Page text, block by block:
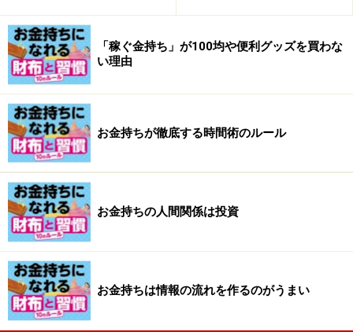
お金持ちになれる仕事のリズム
「やり終えていない溜まった仕事は、実際の仕事の量以
上に精神的にも肉体的にも負荷がかかる。借金の利息と
同じです。この利息を抱え込まないように先回りで仕事
をこなす。仕事に追いかけられるのではなく追いかけ
る。そのほうがアウトプットもいいものになる。当然そ
「稼ぐ金持ち」が100均や便利グッズを買わな
い理由
お金持ちが徹底する時間術のルール
お金持ちの人間関係は投資
お金持ちは情報の流れを作るのがうまい